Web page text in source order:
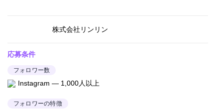
株式会社リンリン
応募条件
フォロワー数
Instagram — 1,000人以上
フォロワーの特徴